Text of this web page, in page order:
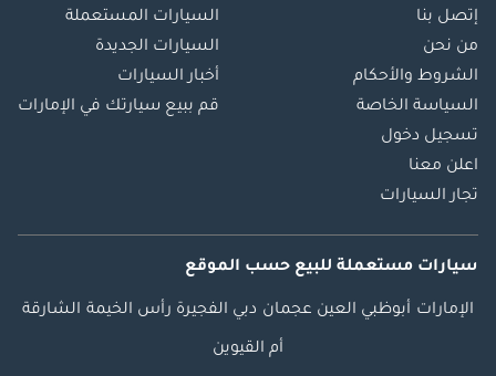
إتصل بنا
من نحن
الشروط والأحكام
السياسة الخاصة
تسجيل دخول
اعلن معنا
تجار السيارات
السيارات المستعملة
السيارات الجديدة
أخبار السيارات
قم ببيع سيارتك في الإمارات
سيارات مستعملة للبيع حسب الموقع
الإمارات أبوظبي العين عجمان دبي الفجيرة رأس الخيمة الشارقة
أم القيوين